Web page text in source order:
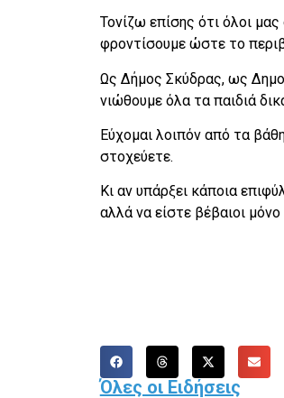
Τονίζω επίσης ότι όλοι
φροντίσουμε ώστε το
Ως Δήμος Σκύδρας, ως
νιώθουμε όλα τα παιδιά
Εύχομαι λοιπόν από τα
στοχεύετε.
Κι αν υπάρξει κάποια
αλλά να είστε βέβαιοι
Η
Όλες οι Ειδήσεις